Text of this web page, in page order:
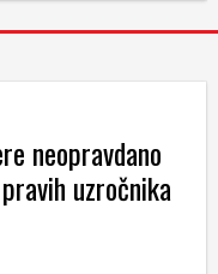
neopravdano
uzročnika